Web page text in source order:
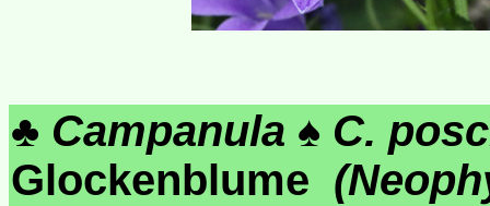
♣ Campanula ♠ C.
Glockenblume